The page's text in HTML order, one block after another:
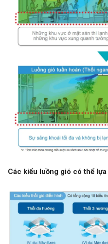
Các kiểu luồng gió có thể lựa